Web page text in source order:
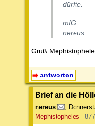
dürfte.
mfG
nereus
Gruß
antworten
Brief an die
nereus ,
Mephistopheles